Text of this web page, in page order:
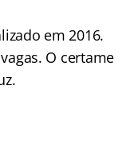
em 2016.
O certame